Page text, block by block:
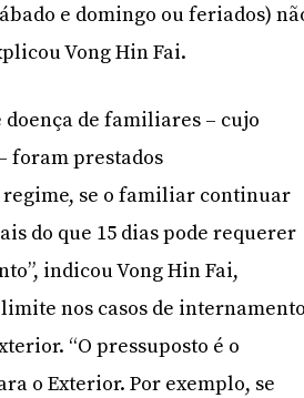
e domingo ou feriados)
Vong Hin Fai.
doença de familiares – cujo
foram prestados
regime, se o familiar continuar
do que 15 dias pode requerer
indicou Vong Hin Fai,
nos casos de
“O pressuposto é o
o Exterior. Por exemplo, se